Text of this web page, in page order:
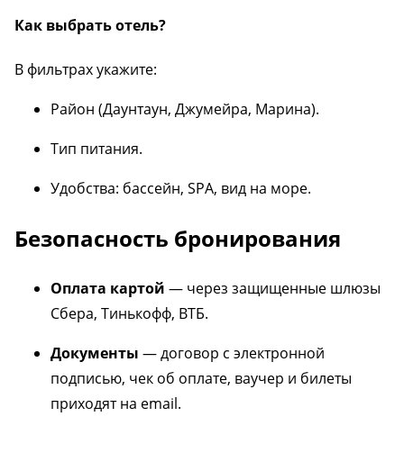
Как выбрать отель?
В фильтрах укажите:
Район (Даунтаун, Джумейра, Марина).
Тип питания.
Удобства: бассейн, SPA, вид на море.
Безопасность бронирования
Оплата картой — через защищенные шлюзы
Сбера, Тинькофф, ВТБ.
Документы — договор с электронной
подписью, чек об оплате, ваучер и билеты
приходят на email.